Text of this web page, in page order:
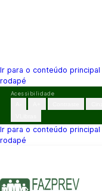
Ir para o conteúdo principal
rodapé
Pular
conteúdo
Acessibilidade
Ir para o conteúdo principal
rodapé